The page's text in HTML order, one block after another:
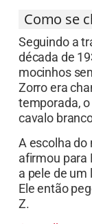
Como se
Seguindo a
década de
mocinhos
Zorro era
temporada,
cavalo
A escolha do
afirmou para
a pele de um
Ele então
Z.